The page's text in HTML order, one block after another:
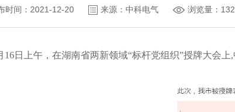
时间：2021-12-20 来源：中科电气 浏览量：
日上午，在湖南省两新领域“标杆党组织”授牌大会